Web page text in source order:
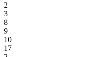
2
3
8
9
10
17